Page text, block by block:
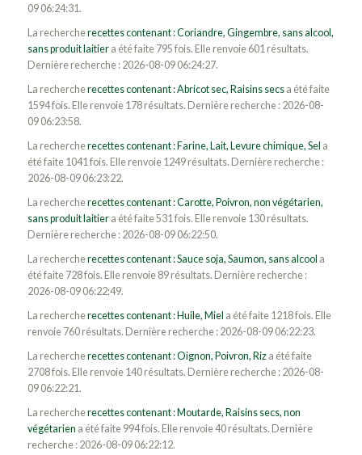
09 06:24:31.
La rechercherecettes contenant : Coriandre, Gingembre, sans alcool,
sans produit laitiera été faite 795 fois. Elle renvoie 601 résultats.
Dernière recherche : 2026-08-09 06:24:27.
La rechercherecettes contenant : Abricot sec, Raisins secsa été faite
1594 fois. Elle renvoie 178 résultats. Dernière recherche : 2026-08-
09 06:23:58.
La rechercherecettes contenant : Farine, Lait, Levure chimique, Sel a
été faite 1041 fois. Elle renvoie 1249 résultats. Dernière recherche :
2026-08-09 06:23:22.
La rechercherecettes contenant : Carotte, Poivron, non végétarien,
sans produit laitiera été faite 531 fois. Elle renvoie 130 résultats.
Dernière recherche : 2026-08-09 06:22:50.
La rechercherecettes contenant : Sauce soja, Saumon, sans alcool a
été faite 728 fois. Elle renvoie 89 résultats. Dernière recherche :
2026-08-09 06:22:49.
La rechercherecettes contenant : Huile, Miel a été faite 1218 fois. Elle
renvoie 760 résultats. Dernière recherche : 2026-08-09 06:22:23.
La rechercherecettes contenant : Oignon, Poivron, Riza été faite
2708 fois. Elle renvoie 140 résultats. Dernière recherche : 2026-08-
09 06:22:21.
La rechercherecettes contenant : Moutarde, Raisins secs, non
végétarien a été faite 994 fois. Elle renvoie 40 résultats. Dernière
recherche : 2026-08-09 06:22:12.